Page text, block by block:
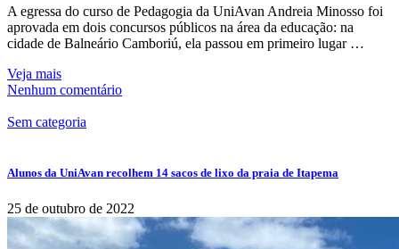
A egressa do curso de Pedagogia da UniAvan Andreia Minosso foi
aprovada em dois concursos públicos na área da educação: na
cidade de Balneário Camboriú, ela passou em primeiro lugar …
Veja mais
Nenhum comentário
Sem categoria
Alunos da UniAvan recolhem 14 sacos de lixo da praia de Itapema
25 de outubro de 2022